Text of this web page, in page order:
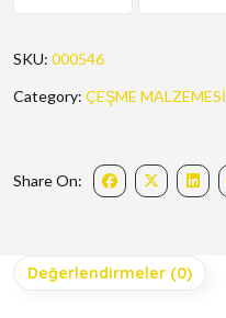
SKU: 000546
Category: ÇEŞME MALZEMESİ
Share On:
Değerlendirmeler (0)